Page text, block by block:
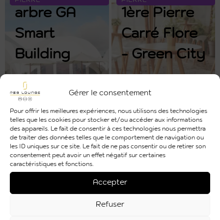
Gérer le consentement
Pour offrir les meilleures expériences, nous utilisons des technologies
telles que les cookies pour stocker et/ou accéder aux informations
des appareils. Le fait de consentir à ces technologies nous permettra
de traiter des données telles que le comportement de navigation ou
les ID uniques sur ce site. Le fait de ne pas consentir ou de retirer son
consentement peut avoir un effet négatif sur certaines
caractéristiques et fonctions.
Accepter
Refuser
arbre GA
Smart
Building
1ère Pierre
Carré Flore
- Green City
Pose de la
1ère Pierre
2021 -
POSE DE PREMIÈRE
PIERRE
Pose de la
première
pierre -
Crédit
Agricole
Immobilier
2019
POSE DE PREMIÈRE
PIERRE